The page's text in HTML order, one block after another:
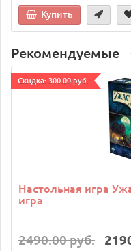
Купить
Рекомендуемые
Cкидка: 300.00 руб.
Настольная игра
игра
2490.00 руб.